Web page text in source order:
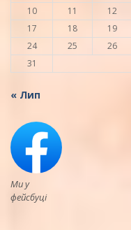
10
11 12
17
18 19
24
25 26
31
« Лип
Ми у
фейсбуці